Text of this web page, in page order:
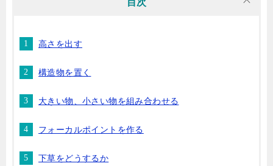
目次
高さを出す
構造物を置く
大きい物、小さい物を組み合わせる
フォーカルポイントを作る
下草をどうするか